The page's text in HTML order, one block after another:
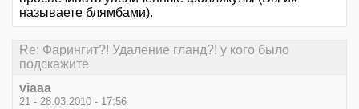
называете блямбами).
Re: Фарингит?! Удаление гланд?! у кого было
подскажите
viaaa
21 - 28.03.2010 - 17:56